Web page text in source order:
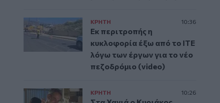
ΚΡΗΤΗ 10:36
Εκ περιτροπής η
κυκλοφορία έξω από το ΙΤΕ
λόγω των έργων για το νέο
πεζοδρόμιο (video)
ΚΡΗΤΗ 10:26